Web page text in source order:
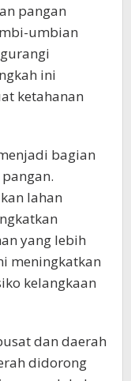
pangan
umbian
ini
ketahanan
bagian
lahan
yang lebih
meningkatkan
kelangkaan
dan daerah
didorong